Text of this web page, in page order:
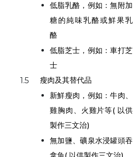
低脂乳酪，例如：無附加
糖的純味乳酪或鮮果乳
酪
低脂芝士，例如：車打芝
士
1.5
瘦肉及其替代品
新鮮瘦肉，例如：牛肉、
雞胸肉、火雞片等( 以供
製作三文治)
無加鹽、礦泉水浸罐頭吞